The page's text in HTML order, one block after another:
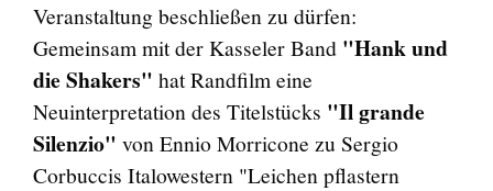
Veranstaltung beschließen zu dürfen:
Gemeinsam mit der Kasseler Band"Hank und
die Shakers" hat Randfilm eine
Neuinterpretation des Titelstücks "Il grande
Silenzio" von Ennio Morricone zu Sergio
Corbuccis Italowestern "Leichen pflastern